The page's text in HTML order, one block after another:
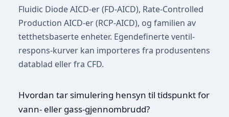
Fluidic Diode AICD-er (FD-AICD), Rate-Controlled
Production AICD-er (RCP-AICD), og familien av
tetthetsbaserte enheter. Egendefinerte ventil-
respons-kurver kan importeres fra produsentens
datablad eller fra CFD.
Hvordan tar simulering hensyn til tidspunkt for
vann- eller gass-gjennombrudd?